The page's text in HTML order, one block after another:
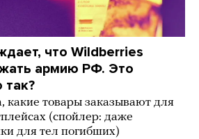
что Wildberries
армию РФ. Это
так?
какие товары заказывают для
(спойлер: даже
для тел погибших)